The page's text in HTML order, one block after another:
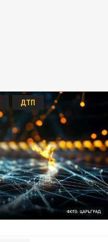
ФОТО: ЦАРЬГРАД
ДТП